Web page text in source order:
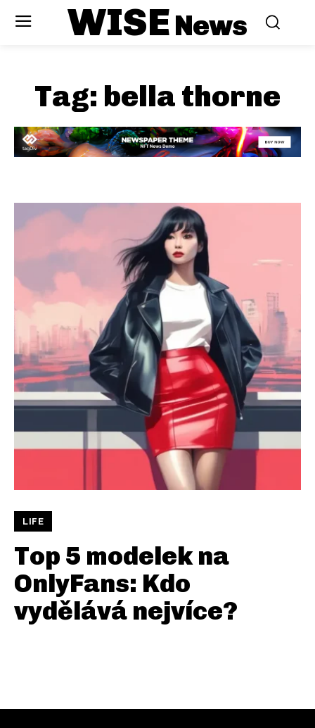
WISENews
Tag: bella thorne
LIFE
Top 5 modelek na
OnlyFans: Kdo
vydělává nejvíce?